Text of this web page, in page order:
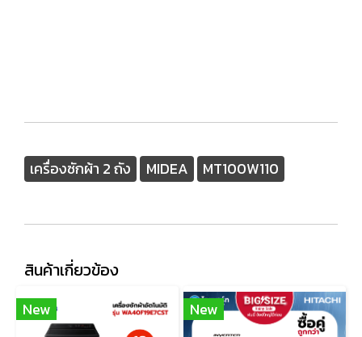
เครื่องซักผ้า 2 ถัง MIDEA MT100W110
สินค้าเกี่ยวข้อง
New New